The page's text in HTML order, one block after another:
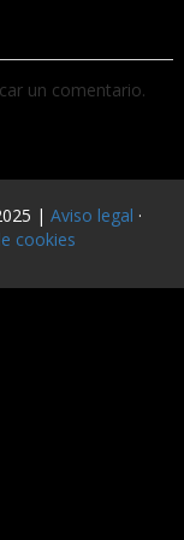
un comentario.
| Aviso legal ·
cookies